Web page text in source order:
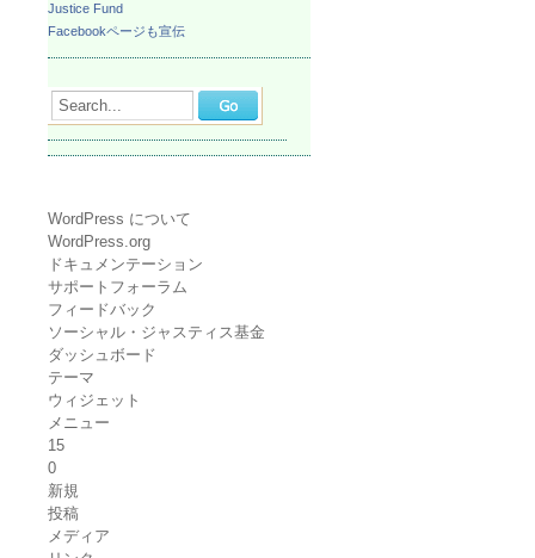
Justice Fund
Facebookページも宣伝
Search...
WordPress について
WordPress.org
ドキュメンテーション
サポートフォーラム
フィードバック
ソーシャル・ジャスティス基金
ダッシュボード
テーマ
ウィジェット
メニュー
15
0
新規
投稿
メディア